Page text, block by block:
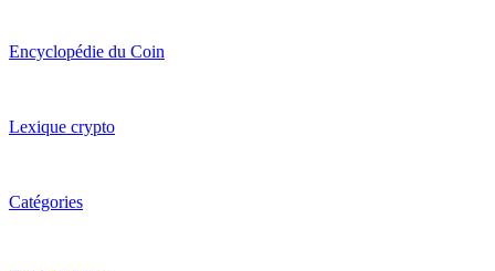
Encyclopédie du Coin
Lexique crypto
Catégories